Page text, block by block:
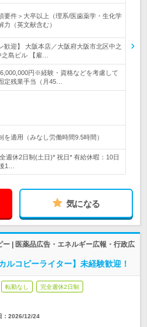
要件＞大卒以上（理系/医歯薬学・生化学
（英文献含む）
歓迎】 大阪本店／大阪府大阪市北区中之
島ビル 【雇…
円※経験・資格などを考慮して
定残業手当（月45…
適用（みなし労働時間9.5時間）
週休2日制(土日)* 祝日* 有給休暇：10日
1…
気になる
| 医薬品広告・エネルギー広報・行政広
ルコピーライター】未経験歓迎！
転勤なし 完全週休2日制
2026/12/24